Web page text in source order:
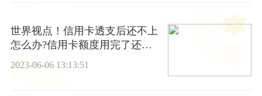
世界视点！信用卡透支后还不上
怎么办?信用卡额度用完了还能
透支吗?
2023-06-06 13:13:51